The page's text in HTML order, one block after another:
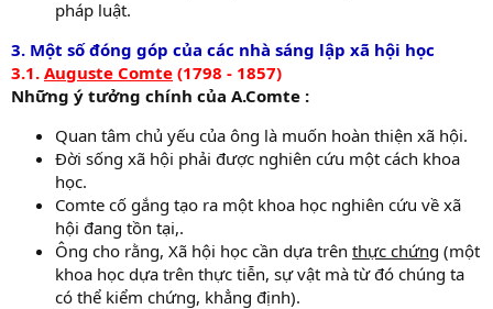
pháp luật.
3. Một số đóng góp của các nhà sáng lập xã hội học
3.1. Auguste Comte (1798 - 1857)
Những ý tưởng chính của A.Comte :
Quan tâm chủ yếu của ông là muốn hoàn thiện xã hội.
Đời sống xã hội phải được nghiên cứu một cách khoa
học.
Comte cố gắng tạo ra một khoa học nghiên cứu về xã
hội đang tồn tại,.
Ông cho rằng, Xã hội học cần dựa trên thực chứng (một
khoa học dựa trên thực tiễn, sự vật mà từ đó chúng ta
có thể kiểm chứng, khẳng định).